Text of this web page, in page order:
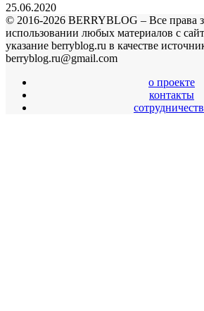
25.06.2020
© 2016-2026 BERRYBLOG – Все
использовании любых материалов с
указание berryblog.ru в качестве
berryblog.ru@gmail.com
о проекте
контакты